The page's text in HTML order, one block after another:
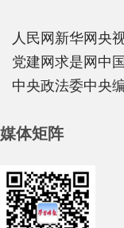
人民网 新华网 央
党建网 求是网 中
中央政法委中央
媒体矩阵